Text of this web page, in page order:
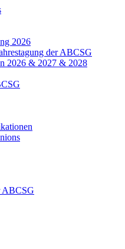
2026
der ABCSG
2026 & 2027 & 2028
ABCSG